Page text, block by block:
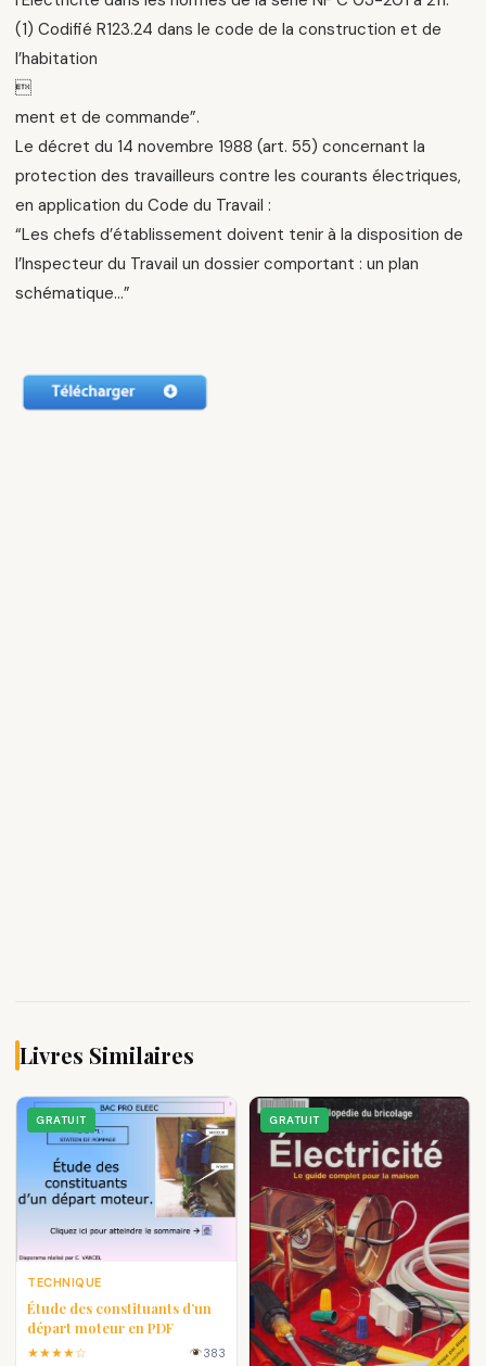
(1) Codifié R123.24 dans le code de la construction et de
l’habitation

ment et de commande”.
Le décret du 14 novembre 1988 (art. 55) concernant la
protection des travailleurs contre les courants électriques,
en application du Code du Travail :
“Les chefs d’établissement doivent tenir à la disposition de
l’Inspecteur du Travail un dossier comportant : un plan
schématique…”
Livres Similaires
GRATUIT
TECHNIQUE
Étude des constituants d’un
départ moteur en PDF
★★★★☆ 383
GRATUIT